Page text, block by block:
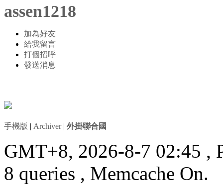
assen1218
加為好友
給我留言
打個招呼
發送消息
手機版 | Archiver| 外掛聯合國
GMT+8, 2026-8-7 02:45 ,
8 queries , Memcache On.